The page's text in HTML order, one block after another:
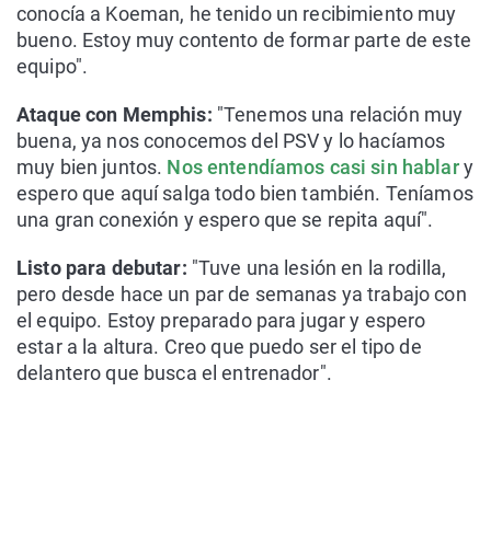
conocía a Koeman, he tenido un recibimiento muy
bueno. Estoy muy contento de formar parte de este
equipo".
Ataque con Memphis: "Tenemos una relación muy
buena, ya nos conocemos del PSV y lo hacíamos
muy bien juntos. Nos entendíamos casi sin hablary
espero que aquí salga todo bien también. Teníamos
una gran conexión y espero que se repita aquí".
Listo para debutar: "Tuve una lesión en la rodilla,
pero desde hace un par de semanas ya trabajo con
el equipo. Estoy preparado para jugar y espero
estar a la altura. Creo que puedo ser el tipo de
delantero que busca el entrenador".